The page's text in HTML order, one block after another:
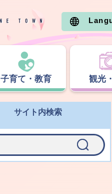
子育て・教育 観光
サイト内検索